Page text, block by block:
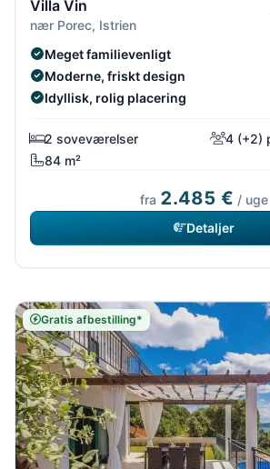
Villa Vin
nær Porec, Istrien
Meget familievenligt
Moderne, friskt design
Idyllisk, rolig placering
2 soveværelser
4 (+2)
84 m²
fra 2.485 € / uge
Detaljer
Gratis afbestilling*